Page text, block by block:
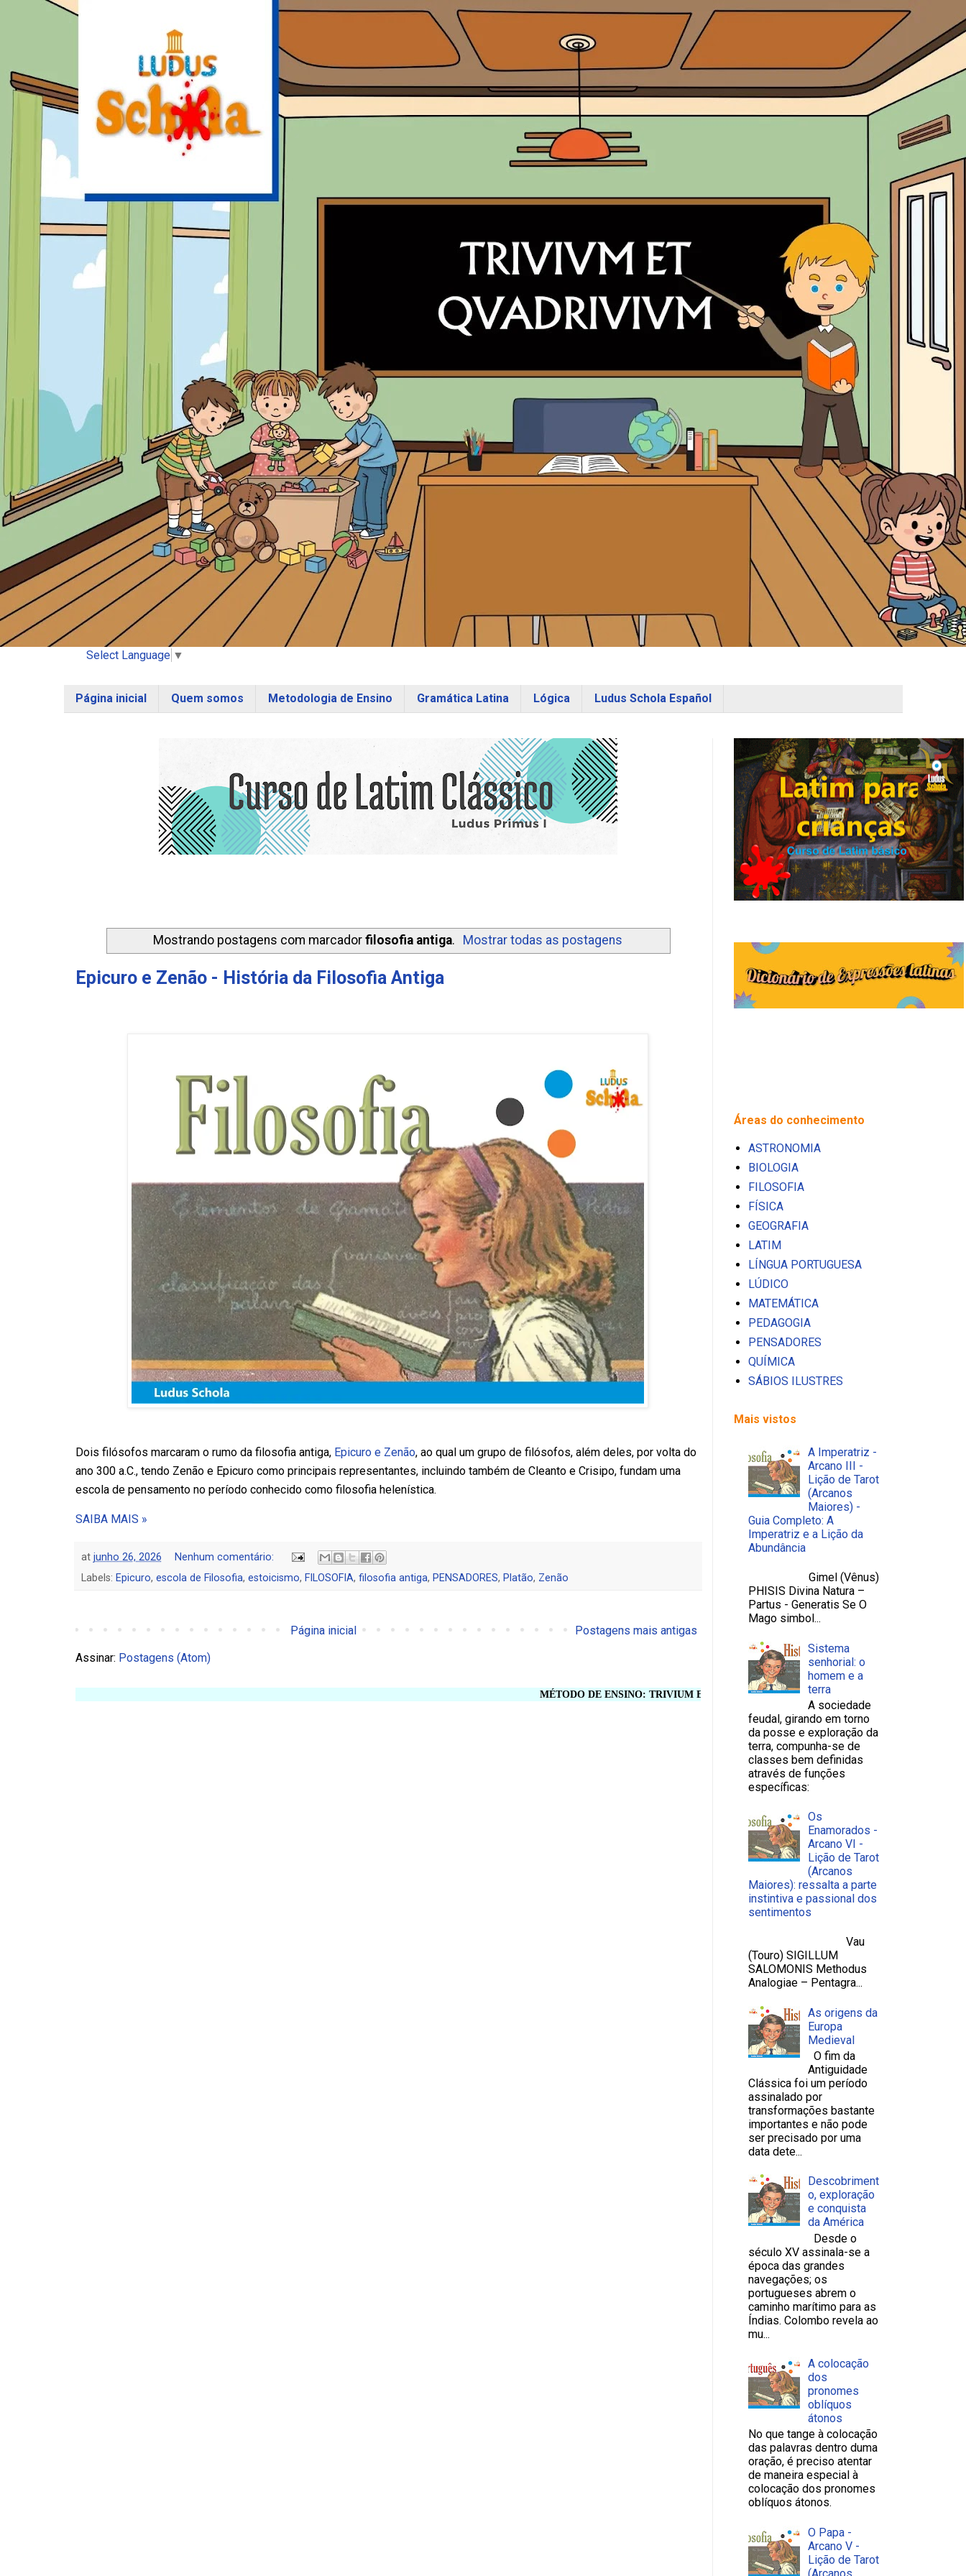
Select Language ▼
Página inicial Quem somos Metodologia de Ensino Gramática Latina Lógica Ludus Schola Español
Mostrando postagens com marcador filosofia antiga. Mostrar todas as postagens
Epicuro e Zenão - História da Filosofia Antiga
Dois filósofos marcaram o rumo da filosofia antiga, Epicuro e Zenão, ao qual um grupo de filósofos, além deles, por volta do
ano 300 a.C., tendo Zenão e Epicuro como principais representantes, incluindo também de Cleanto e Crisipo, fundam uma
escola de pensamento no período conhecido como filosofia helenística.
SAIBA MAIS »
at junho 26, 2026
Nenhum comentário:
Labels: Epicuro, escola de Filosofia, estoicismo, FILOSOFIA, filosofia antiga, PENSADORES, Platão, Zenão
Postagens mais antigas
Página inicial
Assinar: Postagens (Atom)
MÉTODO DE ENSINO: TRIVIUM ET QUADRIVIUM. LUDUS SCHOLA - ESCOLA COOPERATIVA
Áreas do conhecimento
ASTRONOMIA
BIOLOGIA
FILOSOFIA
FÍSICA
GEOGRAFIA
LATIM
LÍNGUA PORTUGUESA
LÚDICO
MATEMÁTICA
PEDAGOGIA
PENSADORES
QUÍMICA
SÁBIOS ILUSTRES
Mais vistos
A Imperatriz -
Arcano III -
Lição de Tarot
(Arcanos
Maiores) -
Guia Completo: A
Imperatriz e a Lição da
Abundância
Gimel (Vênus)
PHISIS Divina Natura –
Partus - Generatis Se O
Mago simbol...
Sistema
senhorial: o
homem e a
terra
A sociedade
feudal, girando em torno
da posse e exploração da
terra, compunha-se de
classes bem definidas
através de funções
específicas:
Os
Enamorados -
Arcano VI -
Lição de Tarot
(Arcanos
Maiores): ressalta a parte
instintiva e passional dos
sentimentos
Vau
(Touro) SIGILLUM
SALOMONIS Methodus
Analogiae – Pentagra...
As origens da
Europa
Medieval
O fim da
Antiguidade
Clássica foi um período
assinalado por
transformações bastante
importantes e não pode
ser precisado por uma
data dete...
Descobriment
o, exploração
e conquista
da América
Desde o
século XV assinala-se a
época das grandes
navegações; os
portugueses abrem o
caminho marítimo para as
Índias. Colombo revela ao
mu...
A colocação
dos
pronomes
oblíquos
átonos
No que tange à colocação
das palavras dentro duma
oração, é preciso atentar
de maneira especial à
colocação dos pronomes
oblíquos átonos.
O Papa -
Arcano V -
Lição de Tarot
(Arcanos